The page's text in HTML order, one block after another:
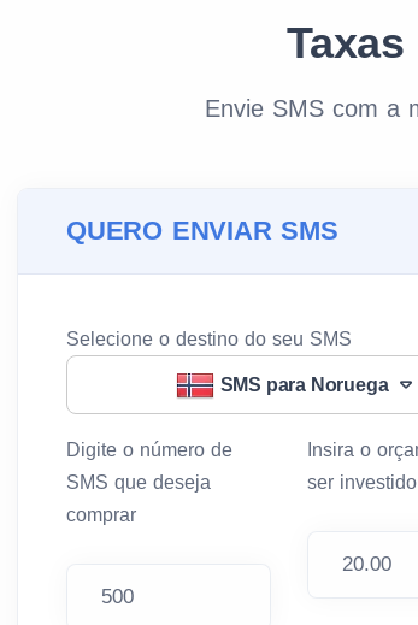
Envie SMS com a
QUERO ENVIAR SMS
Selecione o destino do seu SMS
SMS para Noruega
Digite o número de
SMS que deseja
comprar
Insira o
ser